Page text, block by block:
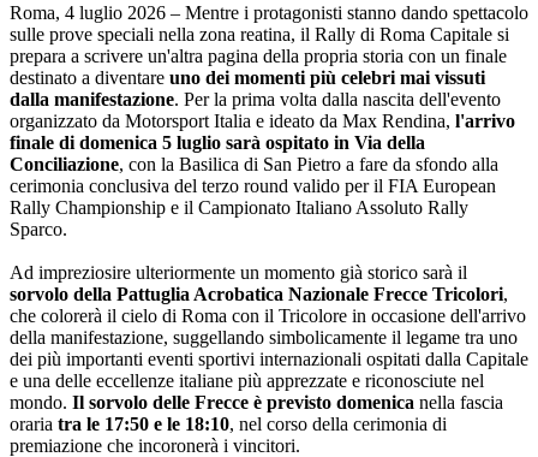
Roma, 4 luglio 2026 – Mentre i protagonisti stanno dando spettacolo
sulle prove speciali nella zona reatina, il Rally di Roma Capitale si
prepara a scrivere un'altra pagina della propria storia con un finale
destinato a diventare uno dei momenti più celebri mai vissuti
dalla manifestazione. Per la prima volta dalla nascita dell'evento
organizzato da Motorsport Italia e ideato da Max Rendina, l'arrivo
finale di domenica 5 luglio sarà ospitato in Via della
Conciliazione, con la Basilica di San Pietro a fare da sfondo alla
cerimonia conclusiva del terzo round valido per il FIA European
Rally Championship e il Campionato Italiano Assoluto Rally
Sparco.
Ad impreziosire ulteriormente un momento già storico sarà il
sorvolo della Pattuglia Acrobatica Nazionale Frecce Tricolori,
che colorerà il cielo di Roma con il Tricolore in occasione dell'arrivo
della manifestazione, suggellando simbolicamente il legame tra uno
dei più importanti eventi sportivi internazionali ospitati dalla Capitale
e una delle eccellenze italiane più apprezzate e riconosciute nel
mondo. Il sorvolo delle Frecce è previsto domenica nella fascia
oraria tra le 17:50 e le 18:10, nel corso della cerimonia di
premiazione che incoronerà i vincitori.